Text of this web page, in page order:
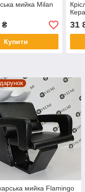
мийка Milan
₴
Купити
31
мийка Flamingo